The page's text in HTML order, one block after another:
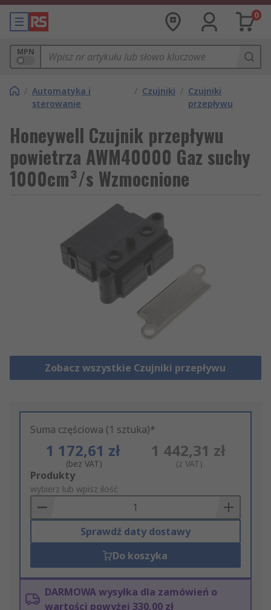
0
MPN
/ Automatyka i
sterowanie
/ Czujniki / Czujniki
przepływu
Honeywell Czujnik przepływu
powietrza AWM40000 Gaz suchy
1000cm³/s Wzmocnione
Zobacz wszystkie Czujniki przepływu
Suma częściowa (1 sztuka)*
1 172,61 zł
(bez VAT)
1 442,31 zł
(z VAT)
Add
to
Basket
Produkty
wybierz lub wpisz ilość
Sprawdź daty dostawy
Do koszyka
DARMOWA wysyłka dla zamówień o
wartości powyżej 330,00 zł